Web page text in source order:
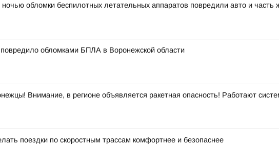
обломки беспилотных летательных аппаратов повредили авто и часть
обломками БПЛА в Воронежской области
Внимание, в регионе объявляется ракетная опасность! Работают
поездки по скоростным трассам комфортнее и безопаснее